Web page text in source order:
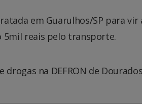
em Guarulhos/SP para
5mil reais pelo transporte.
na DEFRON de